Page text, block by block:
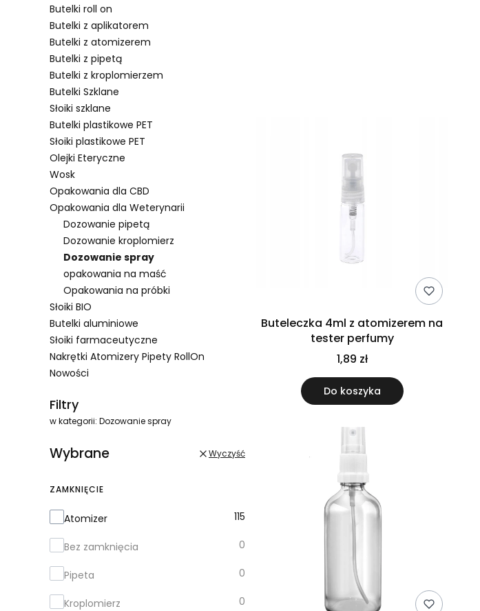
Butelki roll on
Butelki z aplikatorem
Butelki z atomizerem
Butelki z pipetą
Butelki z kroplomierzem
Butelki Szklane
Słoiki szklane
Butelki plastikowe PET
Słoiki plastikowe PET
Olejki Eteryczne
Wosk
Opakowania dla CBD
Opakowania dla Weterynarii
Dozowanie pipetą
Dozowanie kroplomierz
Dozowanie spray
opakowania na maść
Opakowania na próbki
Słoiki BIO
Butelki aluminiowe
Słoiki farmaceutyczne
Nakrętki Atomizery Pipety RollOn
Nowości
Filtry
w kategorii: Dozowanie spray
Wybrane Wyczyść
ZAMKNIĘCIE
Zamknięcie
Atomizer 115
Bez zamknięcia 0
Pipeta 0
Kroplomierz 0
Buteleczka 4ml z atomizerem na
tester perfumy
1,89 zł
Do koszyka